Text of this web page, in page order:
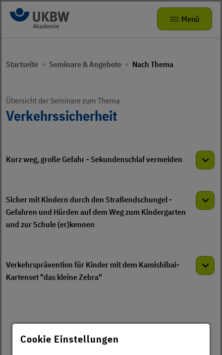
Zur Navigation
Zum Hauptinhalt
Das kleine Zebra
Bewegungsförderung für Kita-Teams
Präventionstheater
Risikodrom Straßenunterhaltungsdienst
Über uns
Die Akademie
FAQ
Jobs
leichte Sprache
Gebärdensprache
Menü
Startseite Seminare & Angebote Nach Thema
Übersicht der Seminare zum Thema
Verkehrssicherheit
Kurz weg, große Gefahr - Sekundenschlaf vermeiden
Sicher mit Kindern durch den Straßendschungel -
Gefahren und Hürden auf dem Weg zum Kindergarten
und zur Schule (er)kennen
Verkehrsprävention für Kinder mit dem Kamishibai-
Kartenset "das kleine Zebra"
Cookie Einstellungen